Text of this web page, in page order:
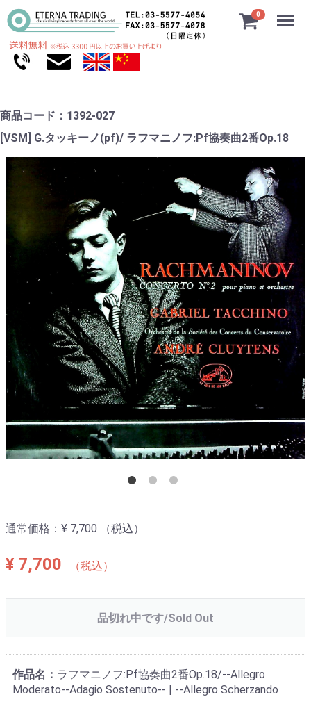
0 Menu
商品コード：1392-027
[VSM] G.タッキーノ(pf)/ ラフマニノフ:Pf協奏曲2番Op.18
通常価格： ¥ 7,700 （税込）
¥ 7,700 （税込）
品切れ中です/Sold Out
作品名： ラフマニノフ:Pf協奏曲2番Op.18/--Allegro
Moderato--Adagio Sostenuto-- | --Allegro Scherzando